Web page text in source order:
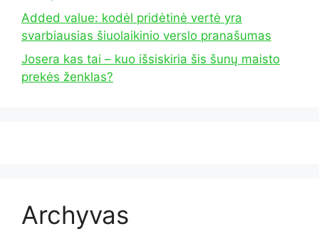
Added value: kodėl pridėtinė vertė yra
svarbiausias šiuolaikinio verslo pranašumas
Josera kas tai – kuo išsiskiria šis šunų maisto
prekės ženklas?
Archyvas